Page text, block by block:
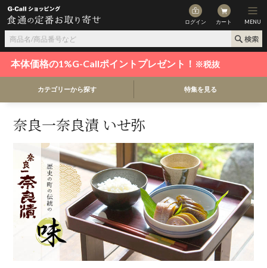
ログイン カート MENU
本体価格の1%G-Callポイントプレゼント！ ※税抜
カテゴリーから探す 特集を見る
奈良一奈良漬 いせ弥